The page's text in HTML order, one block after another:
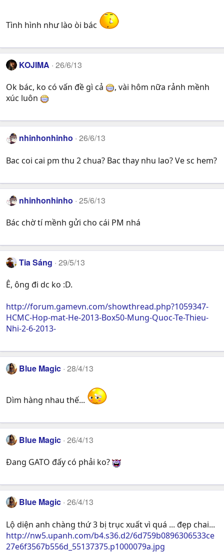
Tình hình như lào òi bác
KOJIMA 26/6/13
Ok bác, ko có vấn đề gì cả
, vài hôm nữa rảnh mềnh
xúc luôn
nhinhonhinho 26/6/13
Bac coi cai pm thu 2 chua? Bac thay nhu lao? Ve sc hem?
nhinhonhinho 25/6/13
Bác chờ tí mềnh gửi cho cái PM nhá
Tia Sáng 29/5/13
Ê, ông đi dc ko :D.
http://forum.gamevn.com/showthread.php?1059347-
HCMC-Hop-mat-He-2013-Box50-Mung-Quoc-Te-Thieu-
Nhi-2-6-2013-
Blue Magic 28/4/13
Dìm hàng nhau thế...
Blue Magic 26/4/13
Đang GATO đấy có phải ko?
Blue Magic 26/4/13
Lộ diện anh chàng thứ 3 bị trục xuất vì quá ... đẹp chai...
http://nw5.upanh.com/b4.s36.d2/6d759b0896306533ce
27e6f3567b556d_55137375.p1000079a.jpg